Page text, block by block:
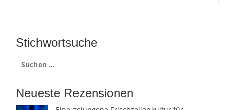
Stichwortsuche
nach:
Neueste Rezensionen